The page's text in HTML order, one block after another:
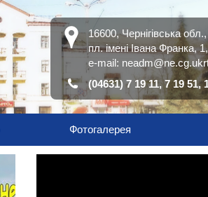
16600, Чернігівська
пл. імені Івана Франка, 1,
е-mail:
(04631) 7 19 11, 7 19 51,
Фотогалерея